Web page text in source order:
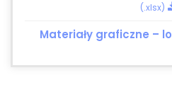
(.xlsx)
Materiały graficzne –